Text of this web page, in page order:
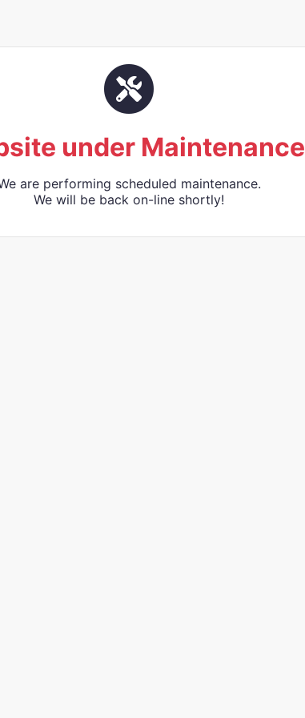
under Maintenance
are performing scheduled maintenance.
We will be back on-line shortly!